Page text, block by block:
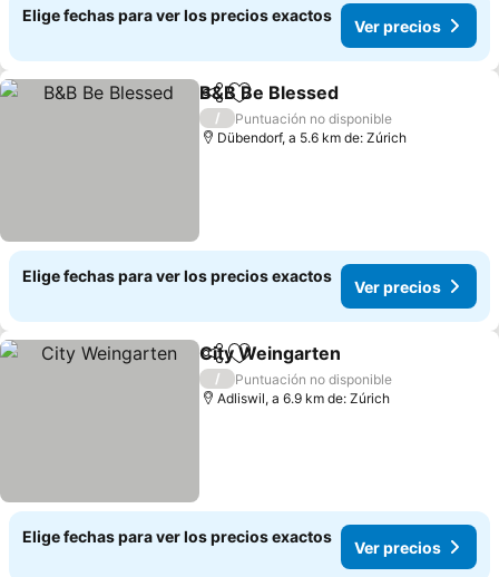
Elige fechas para ver los precios exactos
Ver precios
CompartirAgregar a favoritos
B&B Be Blessed
/
Puntuación no disponible
Dübendorf, a 5.6 km de: Zúrich
Elige fechas para ver los precios exactos
Ver precios
CompartirAgregar a favoritos
City Weingarten
/
Puntuación no disponible
Adliswil, a 6.9 km de: Zúrich
Elige fechas para ver los precios exactos
Ver precios